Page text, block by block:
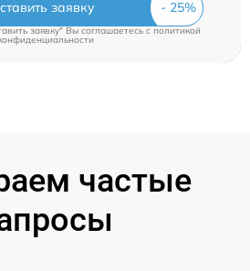
заявку
заявку" Вы соглашаетесь cполитикой
частые